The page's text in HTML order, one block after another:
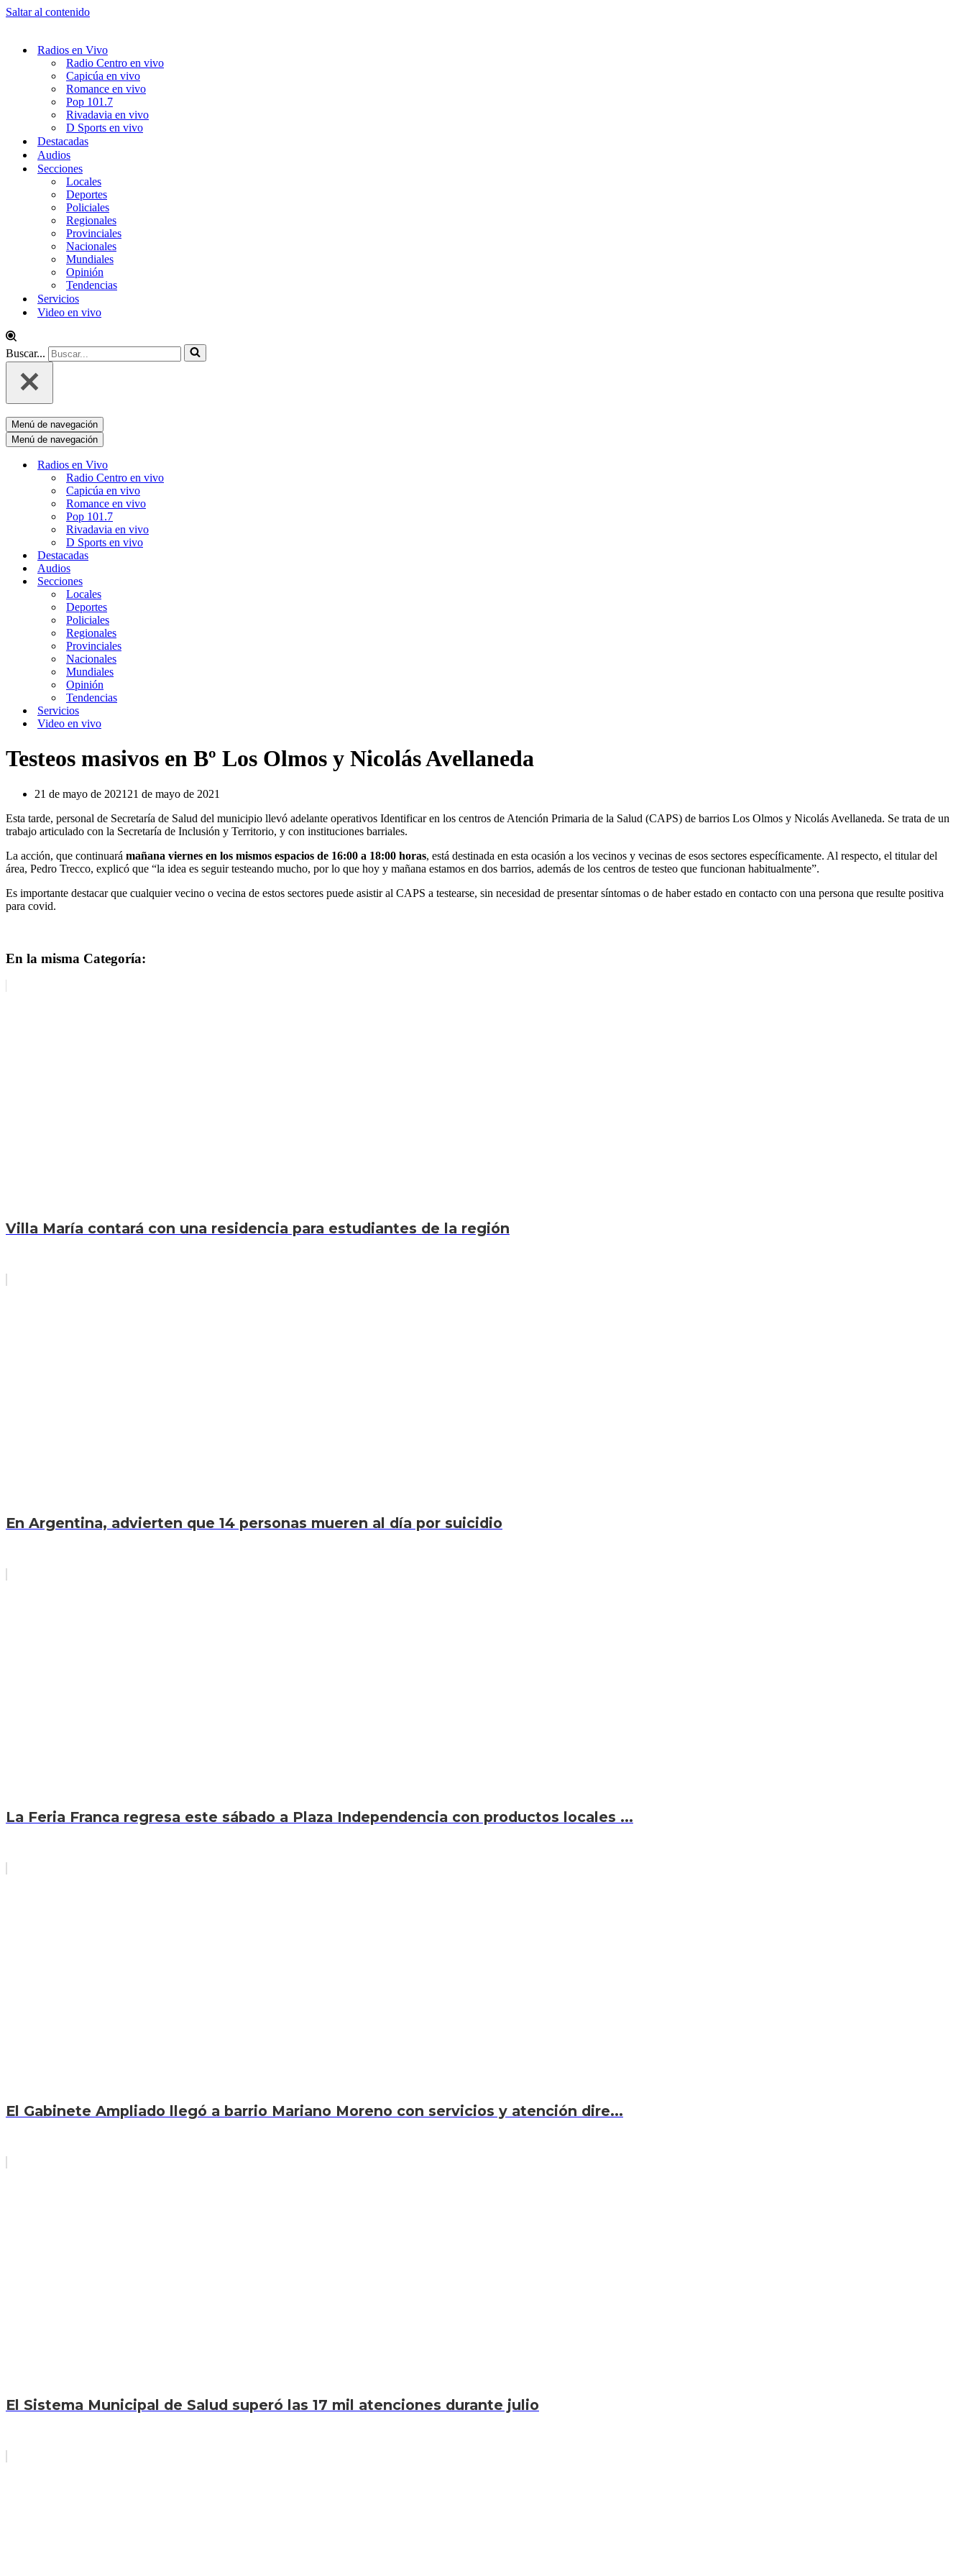
Saltar al contenido
Radios en Vivo
Radio Centro en vivo
Capicúa en vivo
Romance en vivo
Pop 101.7
Rivadavia en vivo
D Sports en vivo
Destacadas
Audios
Secciones
Locales
Deportes
Policiales
Regionales
Provinciales
Nacionales
Mundiales
Opinión
Tendencias
Servicios
Video en vivo
Buscar...
Menú de navegación
Menú de navegación
Radios en Vivo
Radio Centro en vivo
Capicúa en vivo
Romance en vivo
Pop 101.7
Rivadavia en vivo
D Sports en vivo
Destacadas
Audios
Secciones
Locales
Deportes
Policiales
Regionales
Provinciales
Nacionales
Mundiales
Opinión
Tendencias
Servicios
Video en vivo
Testeos masivos en Bº Los Olmos y Nicolás Avellaneda
21 de mayo de 2021 21 de mayo de 2021
Esta tarde, personal de Secretaría de Salud del municipio llevó adelante operativos Identificar en los centros de Atención Primaria de la Salud (CAPS) de barrios Los Olmos y Nicolás Avellaneda. Se trata de un
trabajo articulado con la Secretaría de Inclusión y Territorio, y con instituciones barriales.
La acción, que continuará mañana viernes en los mismos espacios de 16:00 a 18:00 horas, está destinada en esta ocasión a los vecinos y vecinas de esos sectores específicamente. Al respecto, el titular del
área, Pedro Trecco, explicó que “la idea es seguir testeando mucho, por lo que hoy y mañana estamos en dos barrios, además de los centros de testeo que funcionan habitualmente”.
Es importante destacar que cualquier vecino o vecina de estos sectores puede asistir al CAPS a testearse, sin necesidad de presentar síntomas o de haber estado en contacto con una persona que resulte positiva
para covid.
En la misma Categoría:
Villa María contará con una residencia para estudiantes de la región
En Argentina, advierten que 14 personas mueren al día por suicidio
La Feria Franca regresa este sábado a Plaza Independencia con productos locales ...
El Gabinete Ampliado llegó a barrio Mariano Moreno con servicios y atención dire...
El Sistema Municipal de Salud superó las 17 mil atenciones durante julio